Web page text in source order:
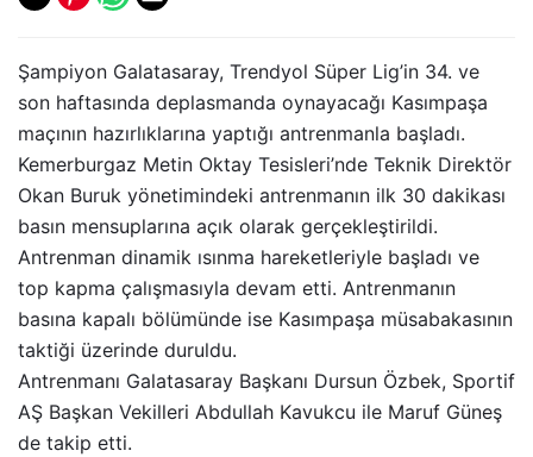
Şampiyon Galatasaray, Trendyol Süper Lig’in 34. ve
son haftasında deplasmanda oynayacağı Kasımpaşa
maçının hazırlıklarına yaptığı antrenmanla başladı.
Kemerburgaz Metin Oktay Tesisleri’nde Teknik Direktör
Okan Buruk yönetimindeki antrenmanın ilk 30 dakikası
basın mensuplarına açık olarak gerçekleştirildi.
Antrenman dinamik ısınma hareketleriyle başladı ve
top kapma çalışmasıyla devam etti. Antrenmanın
basına kapalı bölümünde ise Kasımpaşa müsabakasının
taktiği üzerinde duruldu.
Antrenmanı Galatasaray Başkanı Dursun Özbek, Sportif
AŞ Başkan Vekilleri Abdullah Kavukcu ile Maruf Güneş
de takip etti.